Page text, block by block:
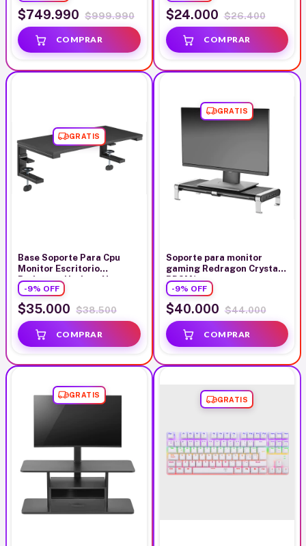
$749.990 $999.990 $24.000 $26.400
GRATIS
Base Soporte Para Cpu
Monitor Escritorio
Redragon Horizon Negro
-9% OFF
$35.000 $38.500
GRATIS
Soporte para monitor
gaming Redragon Crystal
RDSM1
-9% OFF
$40.000 $44.000
GRATIS
GRATIS